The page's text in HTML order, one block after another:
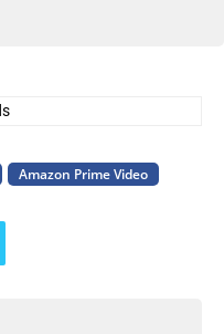
Amazon Prime Video